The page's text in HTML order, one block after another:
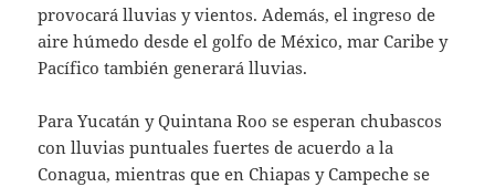
provocará lluvias y vientos. Además, el ingreso de
aire húmedo desde el golfo de México, mar Caribe y
Pacífico también generará lluvias.
Para Yucatán y Quintana Roo se esperan chubascos
con lluvias puntuales fuertes de acuerdo a la
Conagua, mientras que en Chiapas y Campeche se